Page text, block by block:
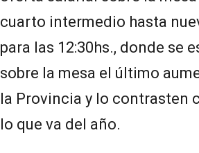
cuarto intermedio hasta
para las 12:30hs., donde se
sobre la mesa el último
la Provincia y lo contrasten
lo que va del año.